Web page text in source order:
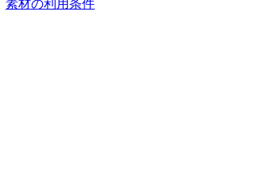
素材の利用条件